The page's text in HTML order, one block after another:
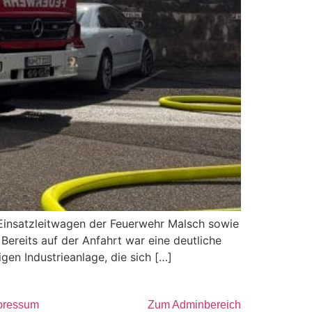
der Feuerwehr Malsch sowie
auf der Anfahrt war eine deutliche
Industrieanlage, die sich […]
Zum Adminbereich